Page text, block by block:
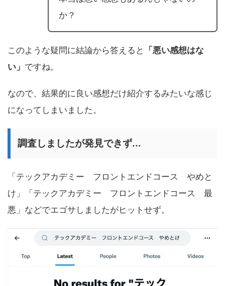
か？
このような疑問に結論から答えると
「悪い感想はな
い」 ですね。
なので、結果的に良い感想だけ紹介するみたいな感じ
になってしまいました。
調査しましたが発見できず...
「テックアカデミー フロントエンドコース やめと
け」「テックアカデミー フロントエンドコース 最
悪」などでエゴサしましたがヒットせず。